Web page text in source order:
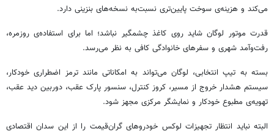
می‌کند و هزینه‌ی سوخت پایین‌تری نسبت‌به نسخه‌های بنزینی دارد.
قدرت موتور لوگان شاید روی کاغذ چشمگیر نباشد؛ اما برای استفاده‌ی روزمره،
رفت‌وآمد شهری و سفرهای خانوادگی کافی به نظر می‌رسد.
بسته به تیپ انتخابی، لوگان می‌تواند به امکاناتی مانند ترمز اضطراری خودکار،
سیستم هشدار خروج از مسیر، کروز کنترل، سنسور پارک عقب، دوربین دید عقب،
تهویه‌ی مطبوع خودکار و نمایشگر مرکزی مجهز شود.
البته نباید انتظار تجهیزات لوکس خودروهای گران‌قیمت را از این سدان اقتصادی